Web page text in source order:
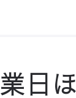
日